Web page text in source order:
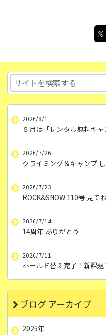
2026/8/1
８月は「レンタル無料キャ
2026/7/26
クライミング＆キャンプ
2026/7/23
ROCK&SNOW 110号 見て
2026/7/14
14周年 ありがとう
2026/7/11
ホールド替え完了！新課題
ブログ アーカイブ
2026年